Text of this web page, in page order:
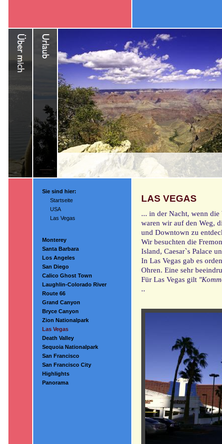
Sie sind hier:
Startseite
USA
Las Vegas
Monterey
Santa Barbara
Los Angeles
San Diego
Calico Ghost Town
Laughlin-Colorado River
Route 66
Grand Canyon
Bryce Canyon
Zion Nationalpark
Las Vegas
Death Valley
Sequoia Nationalpark
San Francisco
San Francisco City
Highlights
Panorama
LAS VEGAS
... in der Nacht, wenn die
waren wir auf den Weg,
und Downtown zu
Wir besuchten die
Island, Caesar`s Palace
In Las Vegas gab es
Ohren. Eine sehr
Für Las Vegas gilt
..